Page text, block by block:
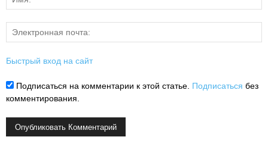
Быстрый вход на сайт
Подписаться на комментарии к этой статье. Подписаться без
комментирования.